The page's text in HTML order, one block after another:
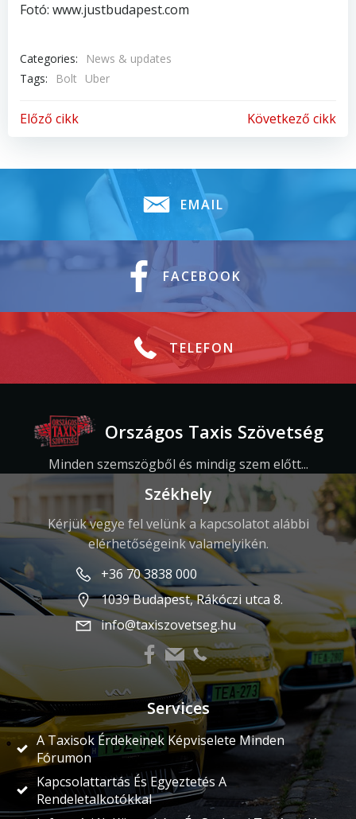
Fotó: www.justbudapest.com
Categories:
News & updates
Tags:
Bolt Uber
Bejegyzés
Navigáció
Előző cikk
Bejegyzés
Navigáció
Következő cikk
EMAIL
FACEBOOK
TELEFON
Országos Taxis Szövetség
Minden szemszögből és mindig szem előtt...
Székhely
Kérjük vegye fel velünk a kapcsolatot alábbi
elérhetőségeink valamelyikén.
+36 70 3838 000
1039 Budapest, Rákóczi utca 8.
info@taxiszovetseg.hu
Services
A Taxisok Érdekeinek Képviselete Minden
Fórumon
Kapcsolattartás És Egyeztetés A
Rendeletalkotókkal